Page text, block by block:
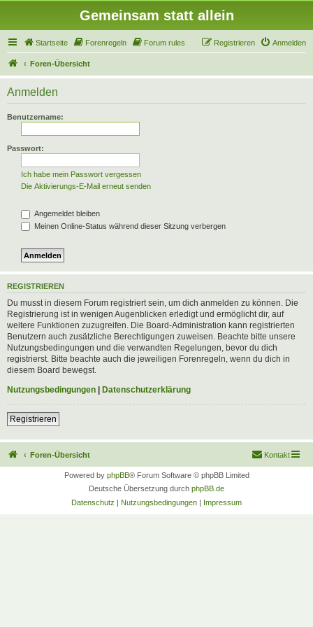
Gemeinsam statt allein
Startseite Forenregeln Forum rules Anmelden
Registrieren
Foren-Übersicht
Anmelden
Benutzername:
Passwort:
Ich habe mein Passwort vergessen
Die Aktivierungs-E-Mail erneut senden
Angemeldet bleiben
Meinen Online-Status während dieser Sitzung verbergen
REGISTRIEREN
Du musst in diesem Forum registriert sein, um dich anmelden zu können. Die
Registrierung ist in wenigen Augenblicken erledigt und ermöglicht dir, auf
weitere Funktionen zuzugreifen. Die Board-Administration kann registrierten
Benutzern auch zusätzliche Berechtigungen zuweisen. Beachte bitte unsere
Nutzungsbedingungen und die verwandten Regelungen, bevor du dich
registrierst. Bitte beachte auch die jeweiligen Forenregeln, wenn du dich in
diesem Board bewegst.
Nutzungsbedingungen | Datenschutzerklärung
Registrieren
Foren-Übersicht Kontakt
Powered by phpBB® Forum Software © phpBB Limited
Deutsche Übersetzung durch phpBB.de
Datenschutz | Nutzungsbedingungen | Impressum